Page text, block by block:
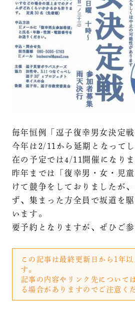
毎年恒例「逗子復幸男女決定戦
今年は2/11から延期となって
在の予定では4/11開催になりま
昨年までは「復幸男・女・児
けて競争をしておりましたが
ず、集まった方全員で坂道を
います。
要予約となりますが、ぜひご参
この記事は最終更新日から1年
す。
記事の内容やリンク先について
る場合がありますのでご注意く